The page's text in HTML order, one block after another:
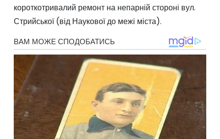
короткотривалий ремонт на непарній стороні вул.
Стрийської (від Наукової до межі міста).